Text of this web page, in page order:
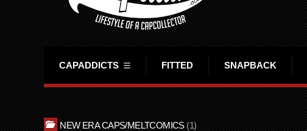
CAPADDICTS FITTED SNAPBACK
NEW ERA CAPS/MELTCOMICS 1